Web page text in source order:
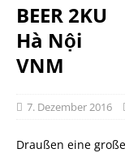
BEER 2KU
Hà Nội
VNM
7. Dezember 2016
Draußen eine